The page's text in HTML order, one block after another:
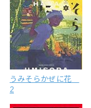
うみそらかぜに花
2